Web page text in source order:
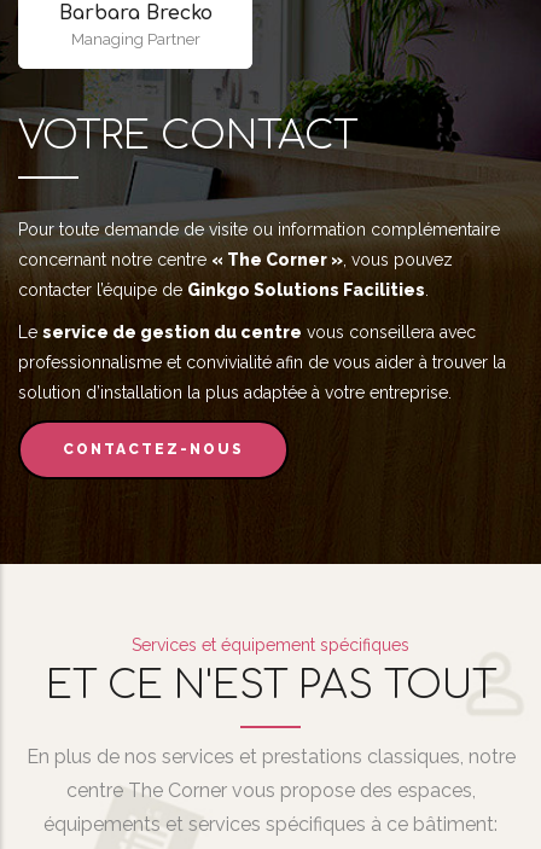
Barbara Brecko
Managing Partner
VOTRE CONTACT
Pour toute demande de visite ou information complémentaire
concernant notre centre « The Corner » , vous pouvez
contacter l’équipe de Ginkgo Solutions Facilities
Le service de gestion du centre vous conseillera avec
professionnalisme et convivialité afin de vous aider à trouver la
solution d’installation la plus adaptée à votre entreprise.
CONTACTEZ-NOUS
Services et équipement spécifiques
ET CE N'EST PAS TOUT
En plus de nos services et prestations classiques, notre
centre The Corner vous propose des espaces,
équipements et services spécifiques à ce bâtiment: